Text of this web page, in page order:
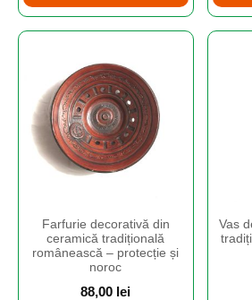
Farfurie decorativă din
ceramică tradițională
românească – protecție și
noroc
88,00 lei
Vas